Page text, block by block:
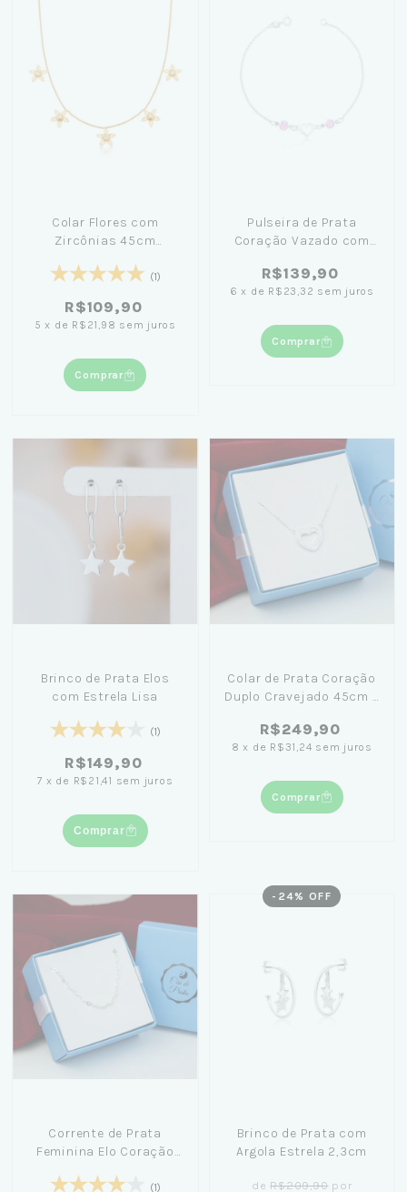
Colar Flores com
Zircônias 45cm
(1)
R$109,90
5 x de R$21,98 sem juros
Comprar
Pulseira de Prata
Coração Vazado com
R$139,90
6 x de R$23,32 sem juros
Comprar
Brinco de Prata Elos
com Estrela Lisa
(1)
R$149,90
7 x de R$21,41 sem juros
Comprar
Colar de Prata Coração
Duplo Cravejado 45cm +
R$249,90
8 x de R$31,24 sem juros
Comprar
Corrente de Prata
Feminina Elo Coração
(1)
- 24% OFF
Brinco de Prata com
Argola Estrela 2,3cm
deR$209,90 por